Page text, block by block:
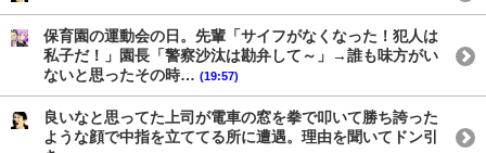
保育園の運動会の日。先輩「サイフがなくなった！犯人は
私子だ！」園長「警察沙汰は勘弁して～」→誰も味方がい
ないと思ったその時… (19:57)
良いなと思ってた上司が電車の窓を拳で叩いて勝ち誇った
ような顔で中指を立ててる所に遭遇。理由を聞いてドン引